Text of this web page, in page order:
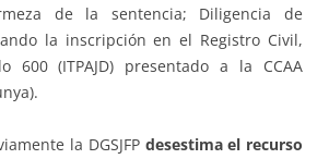
de la sentencia; Diligencia de
la inscripción en el Registro Civil,
600 (ITPAJD) presentado a la CCAA
la DGSJFP desestima el recurso